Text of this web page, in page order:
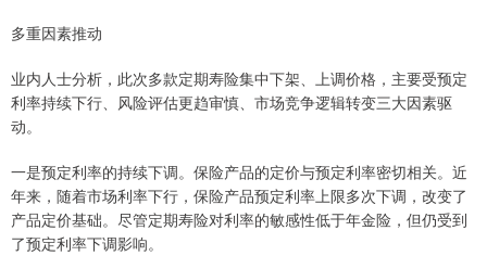
多重因素推动
业内人士分析，此次多款定期寿险集中下架、上调价格，主要受预定
利率持续下行、风险评估更趋审慎、市场竞争逻辑转变三大因素驱
动。
一是预定利率的持续下调。保险产品的定价与预定利率密切相关。近
年来，随着市场利率下行，保险产品预定利率上限多次下调，改变了
产品定价基础。尽管定期寿险对利率的敏感性低于年金险，但仍受到
了预定利率下调影响。